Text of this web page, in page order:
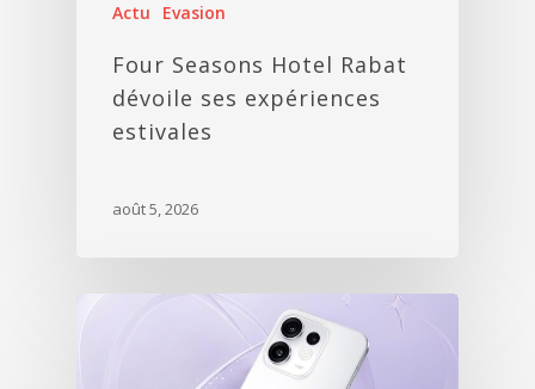
Actu Evasion
Four Seasons Hotel Rabat
dévoile ses expériences
estivales
août 5, 2026